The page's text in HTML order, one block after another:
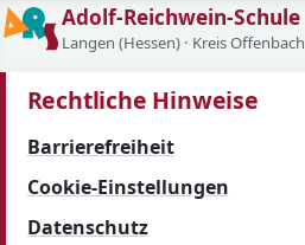
Adolf-Reichwein-Schule
Langen (Hessen) · Kreis Offenbach
Rechtliche Hinweise
Barrierefreiheit
Cookie-Einstellungen
Datenschutz